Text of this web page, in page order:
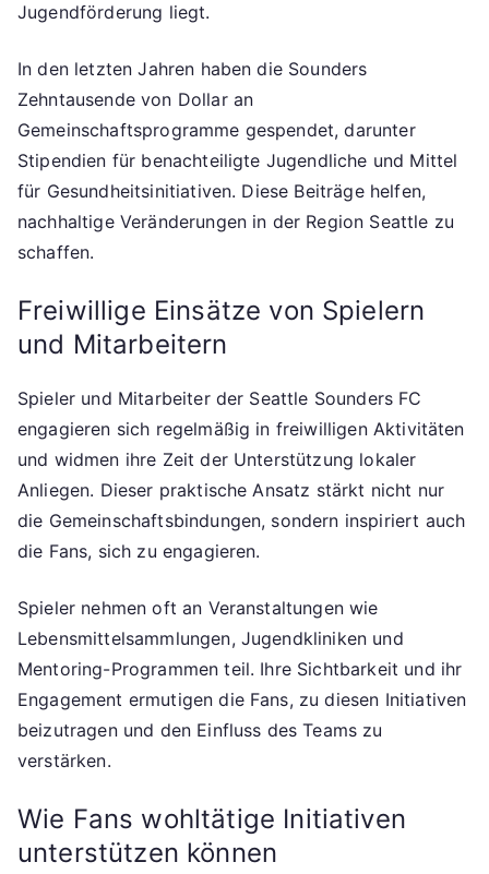
Jugendförderung liegt.
In den letzten Jahren haben die Sounders
Zehntausende von Dollar an
Gemeinschaftsprogramme gespendet, darunter
Stipendien für benachteiligte Jugendliche und Mittel
für Gesundheitsinitiativen. Diese Beiträge helfen,
nachhaltige Veränderungen in der Region Seattle zu
schaffen.
Freiwillige Einsätze von Spielern
und Mitarbeitern
Spieler und Mitarbeiter der Seattle Sounders FC
engagieren sich regelmäßig in freiwilligen Aktivitäten
und widmen ihre Zeit der Unterstützung lokaler
Anliegen. Dieser praktische Ansatz stärkt nicht nur
die Gemeinschaftsbindungen, sondern inspiriert auch
die Fans, sich zu engagieren.
Spieler nehmen oft an Veranstaltungen wie
Lebensmittelsammlungen, Jugendkliniken und
Mentoring-Programmen teil. Ihre Sichtbarkeit und ihr
Engagement ermutigen die Fans, zu diesen Initiativen
beizutragen und den Einfluss des Teams zu
verstärken.
Wie Fans wohltätige Initiativen
unterstützen können